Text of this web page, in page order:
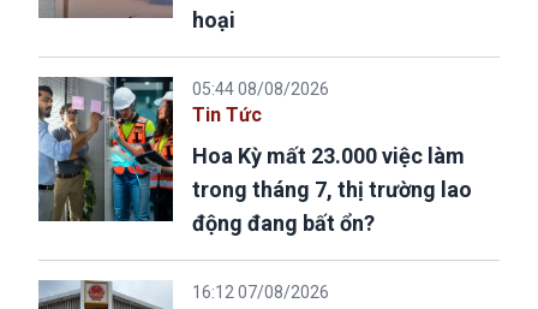
hoại
05:44 08/08/2026
Tin Tức
Hoa Kỳ mất 23.000 việc làm
trong tháng 7, thị trường lao
động đang bất ổn?
16:12 07/08/2026